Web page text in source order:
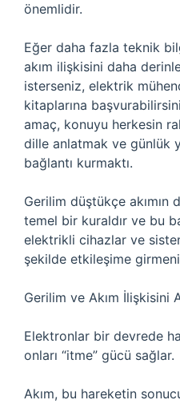
önemlidir.
Eğer daha fazla teknik
akım ilişkisini daha
isterseniz, elektrik
kitaplarına
amaç, konuyu herkesin
dille anlatmak ve günlük
bağlantı kurmaktı.
Gerilim düştükçe
temel bir kuraldır ve bu
elektrikli cihazlar ve
şekilde etkileşime
Gerilim ve Akım İlişkisini
Elektronlar bir devrede
onları “itme” gücü sağlar.
Akım, bu hareketin